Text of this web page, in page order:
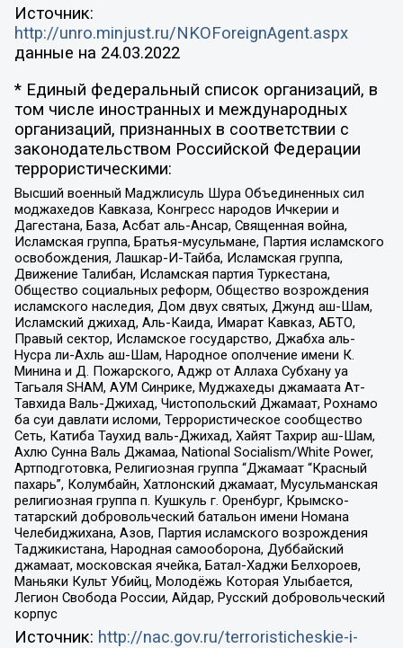
Источник:
http://unro.minjust.ru/NKOForeignAgent.aspx
данные на 24.03.2022
* Единый федеральный список организаций, в
том числе иностранных и международных
организаций, признанных в соответствии с
законодательством Российской Федерации
террористическими:
Высший военный Маджлисуль Шура Объединенных сил
моджахедов Кавказа, Конгресс народов Ичкерии и
Дагестана, База, Асбат аль-Ансар, Священная война,
Исламская группа, Братья-мусульмане, Партия исламского
освобождения, Лашкар-И-Тайба, Исламская группа,
Движение Талибан, Исламская партия Туркестана,
Общество социальных реформ, Общество возрождения
исламского наследия, Дом двух святых, Джунд аш-Шам,
Исламский джихад, Аль-Каида, Имарат Кавказ, АБТО,
Правый сектор, Исламское государство, Джабха аль-
Нусра ли-Ахль аш-Шам, Народное ополчение имени К.
Минина и Д. Пожарского, Аджр от Аллаха Субхану уа
Тагьаля SHAM, АУМ Синрике, Муджахеды джамаата Ат-
Тавхида Валь-Джихад, Чистопольский Джамаат, Рохнамо
ба суи давлати исломи, Террористическое сообщество
Сеть, Катиба Таухид валь-Джихад, Хайят Тахрир аш-Шам,
Ахлю Сунна Валь Джамаа, National Socialism/White Power,
Артподготовка, Религиозная группа “Джамаат “Красный
пахарь”, Колумбайн, Хатлонский джамаат, Мусульманская
религиозная группа п. Кушкуль г. Оренбург, Крымско-
татарский добровольческий батальон имени Номана
Челебиджихана, Азов, Партия исламского возрождения
Таджикистана, Народная самооборона, Дуббайский
джамаат, московская ячейка, Батал-Хаджи Белхороев,
Маньяки Культ Убийц, Молодёжь Которая Улыбается,
Легион Свобода России, Айдар, Русский добровольческий
корпус
Источник: http://nac.gov.ru/terroristicheskie-i-